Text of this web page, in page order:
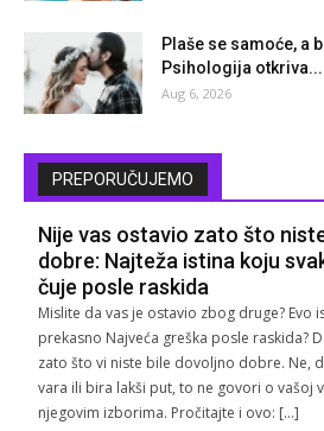
Plaše se samoće, a
Psihologija otkriva...
Aug 6, 2026
PREPORUČUJEMO
Nije vas ostavio zato što
dobre: Najteža istina koju
čuje posle raskida
Mislite da vas je ostavio zbog druge? Evo
prekasno Najveća greška posle raskida?
zato što vi niste bile dovoljno dobre. Ne,
vara ili bira lakši put, to ne govori o vašoj
njegovim izborima. Pročitajte i ovo: […]